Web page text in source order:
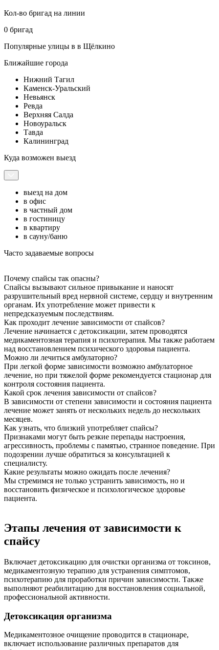
Кол-во бригад на линии
0 бригад
Популярные улицы в в Щёлкино
Ближайшие города
Нижний Тагил
Каменск-Уральский
Невьянск
Ревда
Верхняя Салда
Новоуральск
Тавда
Калининград
Куда возможен выезд
выезд на дом
в офис
в частный дом
в гостиницу
в квартиру
в сауну/баню
Часто задаваемые вопросы
Почему спайсы так опасны?
Спайсы вызывают сильное привыкание и наносят
разрушительный вред нервной системе, сердцу и внутренним
органам. Их употребление может привести к
непредсказуемым последствиям.
Как проходит лечение зависимости от спайсов?
Лечение начинается с детоксикации, затем проводятся
медикаментозная терапия и психотерапия. Мы также работаем
над восстановлением психического здоровья пациента.
Можно ли лечиться амбулаторно?
При легкой форме зависимости возможно амбулаторное
лечение, но при тяжелой форме рекомендуется стационар для
контроля состояния пациента.
Какой срок лечения зависимости от спайсов?
В зависимости от степени зависимости и состояния пациента
лечение может занять от нескольких недель до нескольких
месяцев.
Как узнать, что близкий употребляет спайсы?
Признаками могут быть резкие перепады настроения,
агрессивность, проблемы с памятью, странное поведение. При
подозрении лучше обратиться за консультацией к
специалисту.
Какие результаты можно ожидать после лечения?
Мы стремимся не только устранить зависимость, но и
восстановить физическое и психологическое здоровье
пациента.
Этапы лечения от зависимости к
спайсу
Включает детоксикацию для очистки организма от токсинов,
медикаментозную терапию для устранения симптомов,
психотерапию для проработки причин зависимости. Также
выполняют реабилитацию для восстановления социальной,
профессиональной активности.
Детоксикация организма
Медикаментозное очищение проводится в стационаре,
включает использование различных препаратов для